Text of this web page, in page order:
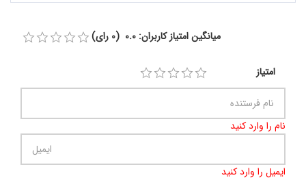
میانگین امتیاز کاربران: 0.0 (0 رای)
امتیاز
نام را وارد کنید
ایمیل را وارد کنید